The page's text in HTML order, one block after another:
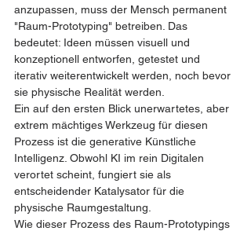
anzupassen, muss der Mensch permanent
"Raum-Prototyping" betreiben. Das
bedeutet: Ideen müssen visuell und
konzeptionell entworfen, getestet und
iterativ weiterentwickelt werden, noch bevor
sie physische Realität werden.
Ein auf den ersten Blick unerwartetes, aber
extrem mächtiges Werkzeug für diesen
Prozess ist die generative Künstliche
Intelligenz. Obwohl KI im rein Digitalen
verortet scheint, fungiert sie als
entscheidender Katalysator für die
physische Raumgestaltung.
Wie dieser Prozess des Raum-Prototypings